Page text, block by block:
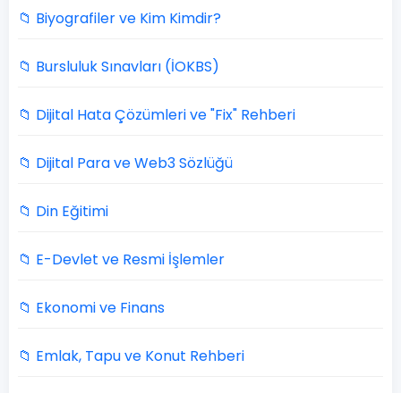
📁 Biyografiler ve Kim Kimdir?
📁 Bursluluk Sınavları (İOKBS)
📁 Dijital Hata Çözümleri ve "Fix" Rehberi
📁 Dijital Para ve Web3 Sözlüğü
📁 Din Eğitimi
📁 E-Devlet ve Resmi İşlemler
📁 Ekonomi ve Finans
📁 Emlak, Tapu ve Konut Rehberi